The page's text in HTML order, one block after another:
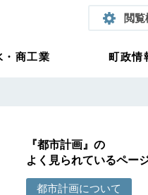
閲覧
・商工業 町政情
『都市計画』の
よく見られているペー
都市計画について